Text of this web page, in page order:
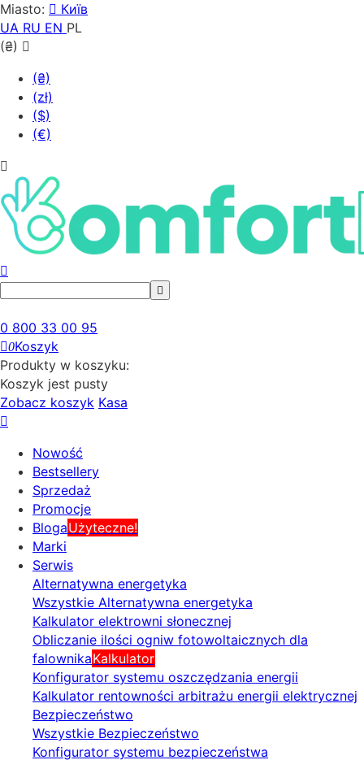
Miasto:
Київ
UA RU EN PL
(₴)
(₴)
(zł)
($)
(€)
0 800 33 00 95
0Koszyk
Produkty w koszyku:
Koszyk jest pusty
Zobacz koszyk Kasa
Nowość
Bestsellery
Sprzedaż
Promocje
BlogaUżyteczne!
Marki
Serwis
Alternatywna energetyka
Wszystkie Alternatywna energetyka
Kalkulator elektrowni słonecznej
Obliczanie ilości ogniw fotowoltaicznych dla
falownikaKalkulator
Konfigurator systemu oszczędzania energii
Kalkulator rentowności arbitrażu energii elektrycznej
Bezpieczeństwo
Wszystkie Bezpieczeństwo
Konfigurator systemu bezpieczeństwa